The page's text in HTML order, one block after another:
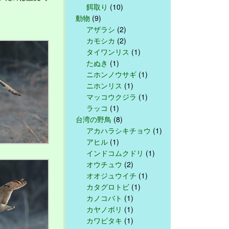
餌取り (10)
動物 (9)
アザラシ (2)
カモシカ (2)
タイワンリス (1)
たぬき (1)
ニホンノウサギ (1)
ニホンリス (1)
マッコウクジラ (1)
ラッコ (1)
台湾の野鳥 (8)
アカハラシキチョウ (1)
アヒル (1)
インドコムクドリ (1)
オウチュウ (2)
オオジュウイチ (1)
カタグロトビ (1)
カノコバト (1)
カヤノボリ (1)
カワビタキ (1)